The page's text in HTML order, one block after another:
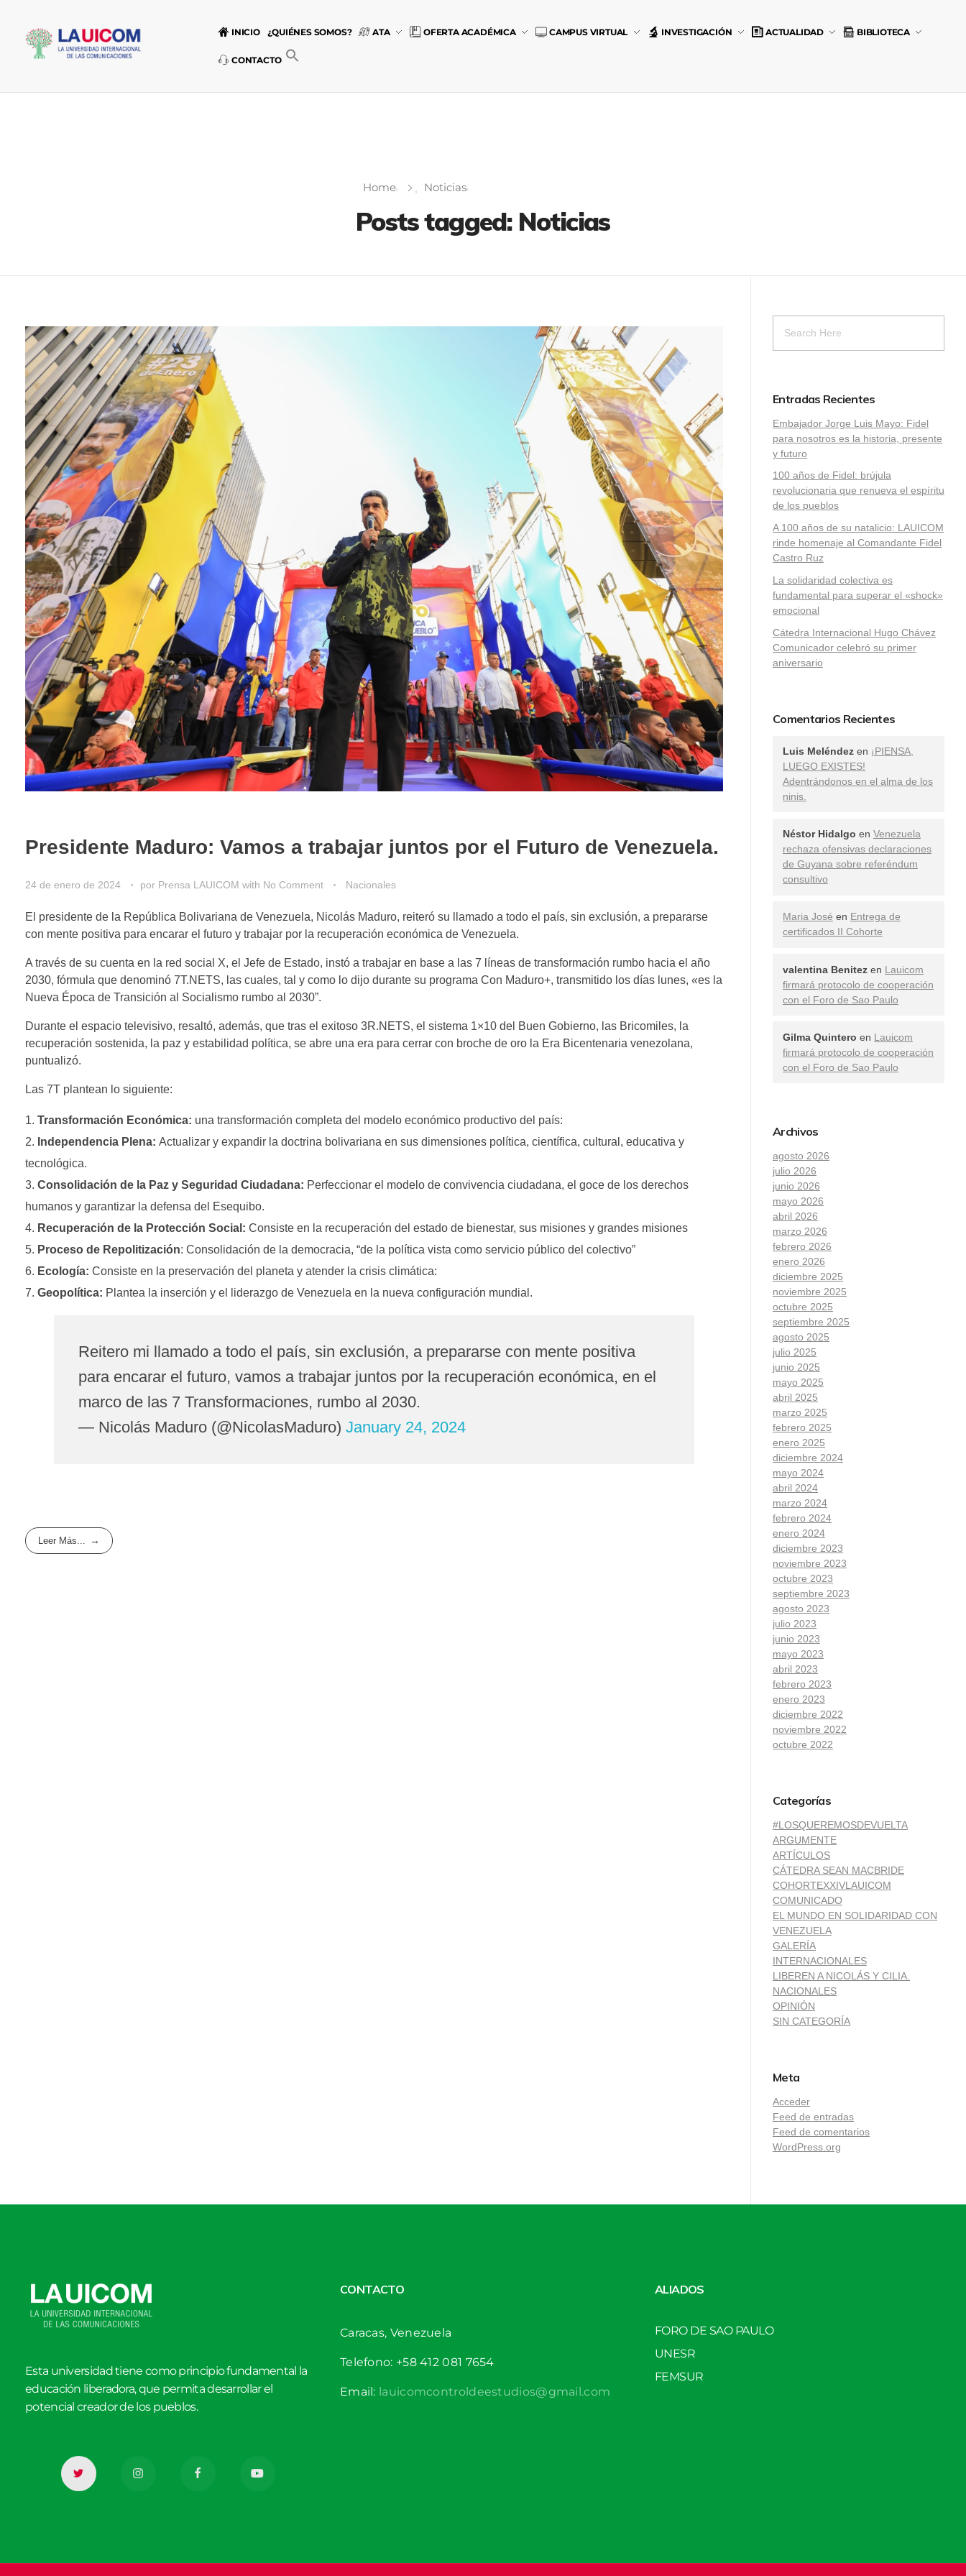
INICIO ¿QUIÉNES SOMOS? ATA OFERTA ACADÉMICA CAMPUS VIRTUAL INVESTIGACIÓN ACTUALIDAD BIBLIOTECA
CONTACTO
Home Noticias
Posts tagged: Noticias
Presidente Maduro: Vamos a trabajar juntos por el Futuro de Venezuela.
24 de enero de 2024 por Prensa LAUICOM with No Comment Nacionales
El presidente de la República Bolivariana de Venezuela, Nicolás Maduro, reiteró su llamado a todo el país, sin exclusión, a prepararse
con mente positiva para encarar el futuro y trabajar por la recuperación económica de Venezuela.
A través de su cuenta en la red social X, el Jefe de Estado, instó a trabajar en base a las 7 líneas de transformación rumbo hacia el año
2030, fórmula que denominó 7T.NETS, las cuales, tal y como lo dijo durante su programa Con Maduro+, transmitido los días lunes, «es la
Nueva Época de Transición al Socialismo rumbo al 2030”.
Durante el espacio televisivo, resaltó, además, que tras el exitoso 3R.NETS, el sistema 1×10 del Buen Gobierno, las Bricomiles, la
recuperación sostenida, la paz y estabilidad política, se abre una era para cerrar con broche de oro la Era Bicentenaria venezolana,
puntualizó.
Las 7T plantean lo siguiente:
Transformación Económica: una transformación completa del modelo económico productivo del país:
Independencia Plena: Actualizar y expandir la doctrina bolivariana en sus dimensiones política, científica, cultural, educativa y
tecnológica.
Consolidación de la Paz y Seguridad Ciudadana: Perfeccionar el modelo de convivencia ciudadana, el goce de los derechos
humanos y garantizar la defensa del Esequibo.
Recuperación de la Protección Social: Consiste en la recuperación del estado de bienestar, sus misiones y grandes misiones
Proceso de Repolitización: Consolidación de la democracia, “de la política vista como servicio público del colectivo”
Ecología: Consiste en la preservación del planeta y atender la crisis climática:
Geopolítica: Plantea la inserción y el liderazgo de Venezuela en la nueva configuración mundial.
Reitero mi llamado a todo el país, sin exclusión, a prepararse con mente positiva
para encarar el futuro, vamos a trabajar juntos por la recuperación económica, en el
marco de las 7 Transformaciones, rumbo al 2030.
— Nicolás Maduro (@NicolasMaduro) January 24, 2024
Leer Más...
Entradas Recientes
Embajador Jorge Luis Mayo: Fidel
para nosotros es la historia, presente
y futuro
100 años de Fidel: brújula
revolucionaria que renueva el espíritu
de los pueblos
A 100 años de su natalicio: LAUICOM
rinde homenaje al Comandante Fidel
Castro Ruz
La solidaridad colectiva es
fundamental para superar el «shock»
emocional
Cátedra Internacional Hugo Chávez
Comunicador celebró su primer
aniversario
Comentarios Recientes
Luis Meléndez en ¡PIENSA,
LUEGO EXISTES!
Adentrándonos en el alma de los
ninis.
Néstor Hidalgo en Venezuela
rechaza ofensivas declaraciones
de Guyana sobre referéndum
consultivo
Maria José en Entrega de
certificados II Cohorte
valentina Benitez en Lauicom
firmará protocolo de cooperación
con el Foro de Sao Paulo
Gilma Quintero en Lauicom
firmará protocolo de cooperación
con el Foro de Sao Paulo
Archivos
agosto 2026
julio 2026
junio 2026
mayo 2026
abril 2026
marzo 2026
febrero 2026
enero 2026
diciembre 2025
noviembre 2025
octubre 2025
septiembre 2025
agosto 2025
julio 2025
junio 2025
mayo 2025
abril 2025
marzo 2025
febrero 2025
enero 2025
diciembre 2024
mayo 2024
abril 2024
marzo 2024
febrero 2024
enero 2024
diciembre 2023
noviembre 2023
octubre 2023
septiembre 2023
agosto 2023
julio 2023
junio 2023
mayo 2023
abril 2023
febrero 2023
enero 2023
diciembre 2022
noviembre 2022
octubre 2022
Categorías
#LOSQUEREMOSDEVUELTA
ARGUMENTE
ARTÍCULOS
CÁTEDRA SEAN MACBRIDE
COHORTEXXIVLAUICOM
COMUNICADO
EL MUNDO EN SOLIDARIDAD CON
VENEZUELA
GALERÍA
INTERNACIONALES
LIBEREN A NICOLÁS Y CILIA.
NACIONALES
OPINIÓN
SIN CATEGORÍA
Meta
Acceder
Feed de entradas
Feed de comentarios
WordPress.org
Esta universidad tiene como principio fundamental la
educación liberadora, que permita desarrollar el
potencial creador de los pueblos.
CONTACTO
Caracas, Venezuela
Telefono: +58 412 081 7654
Email: lauicomcontroldeestudios@gmail.com
ALIADOS
FORO DE SAO PAULO
UNESR
FEMSUR